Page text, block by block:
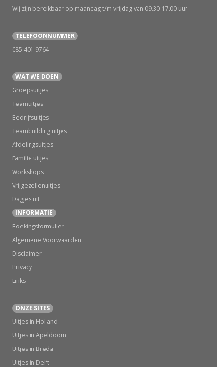
Wij zijn bereikbaar op maandag t/m vrijdag van 09.30-17.00 uur
TELEFOONNUMMER
085 401 9764
WAT WE DOEN
Groepsuitjes
Teamuitjes
Bedrijfsuitjes
Teambuilding uitjes
Afdelingsuitjes
Familie uitjes
Workshops
Vrijgezellenuitjes
Dagjes uit
INFORMATIE
Boekingsformulier
Algemene Voorwaarden
Disclaimer
Privacy
Links
ONZE SITES
Uitjes in Holland
Uitjes in Apeldoorn
Uitjes in Breda
Uitjes in Delft